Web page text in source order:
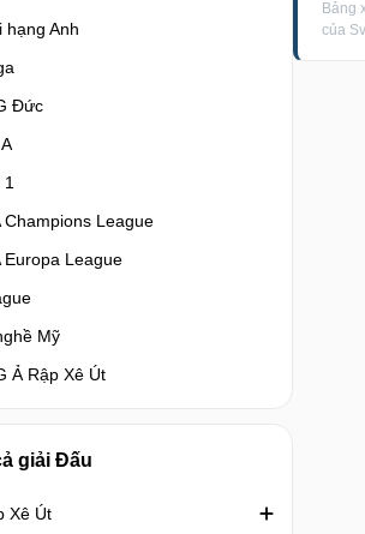
hạng Anh
Đức
Champions League
Europa League
Mỹ
Ả Rập Xê Út
giải Đấu
Xê Út
Bảng
của